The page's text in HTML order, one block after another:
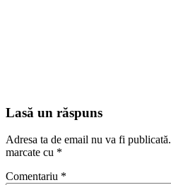
Lasă un răspuns
Adresa ta de email nu va fi publicată.
marcate cu *
Comentariu *